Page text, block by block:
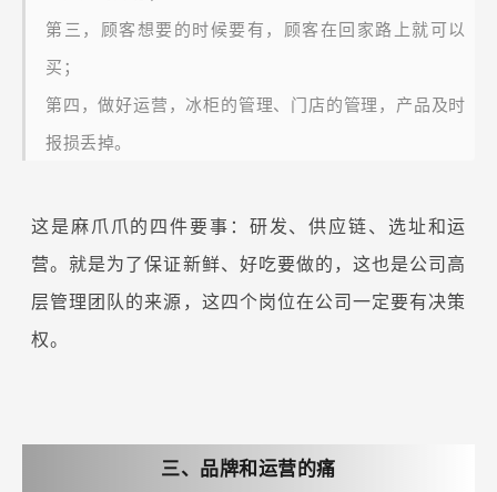
第三，顾客想要的时候要有，顾客在回家路上就可以
买；
第四，做好运营，冰柜的管理、门店的管理，产品及时
报损丢掉。
这是麻爪爪的四件要事：研发、供应链、选址和运
营。就是为了保证新鲜、好吃要做的，这也是公司高
层管理团队的来源，这四个岗位在公司一定要有决策
权。
三、品牌和运营的痛